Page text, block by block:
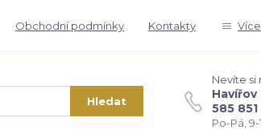
Obchodní podmínky Kontakty Více
Hledat
Nevíte si
585 851
Po-Pá, 9-